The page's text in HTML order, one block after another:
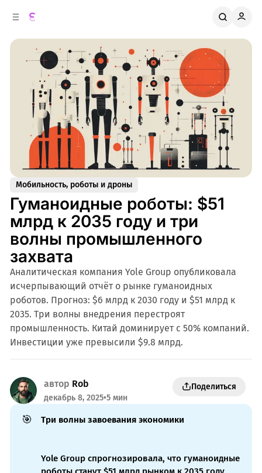
Мобильность, роботы и дроны
Гуманоидные роботы: $51
млрд к 2035 году и три
волны промышленного
захвата
Аналитическая компания Yole Group опубликовала
исчерпывающий отчёт о рынке гуманоидных
роботов. Прогноз: $6 млрд к 2030 году и $51 млрд к
2035. Три волны внедрения перестроят
промышленность. Китай доминирует с 50% компаний.
Инвестиции уже превысили $9.8 млрд.
автор Rob
декабрь 8, 2025•5 мин
Поделиться
🎯 Три волны завоевания экономики
Yole Group спрогнозировала, что гуманоидные